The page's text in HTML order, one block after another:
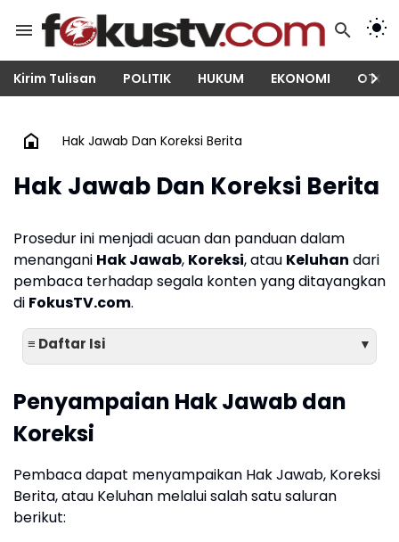
Kirim Tulisan POLITIK HUKUM EKONOMI
Hak Jawab Dan Koreksi Berita
Hak Jawab Dan Koreksi Berita
Prosedur ini menjadi acuan dan panduan dalam
menangani Hak Jawab, Koreksi, atau Keluhan dari
pembaca terhadap segala konten yang ditayangkan
di FokusTV.com.
≡ Daftar Isi ▼
Penyampaian Hak Jawab dan
Koreksi
Pembaca dapat menyampaikan Hak Jawab, Koreksi
Berita, atau Keluhan melalui salah satu saluran
berikut: